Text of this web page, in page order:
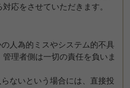
応をさせていただきます。
の人為的ミスやシステム的不具
理者側は一切の責任を負いま
らないという場合には、直接投